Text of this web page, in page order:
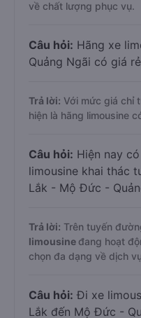
về chất lượng phục vụ.
Câu hỏi: Hãng xe
Quảng Ngãi có giá
Trả lời: Với mức giá chỉ
hiện là hãng limousine
Câu hỏi: Hiện nay
limousine khai thác
Lắk - Mộ Đức -
Trả lời: Trên tuyến
limousine đang hoạt
chọn đa dạng về dịch
Câu hỏi: Đi xe
Lắk đến Mộ Đức -